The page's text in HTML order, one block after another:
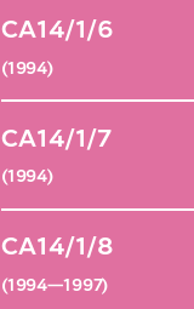
CA14/1/6
(1994)
CA14/1/7
(1994)
CA14/1/8
(1994—1997)